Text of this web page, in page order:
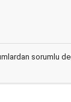
sorumlu